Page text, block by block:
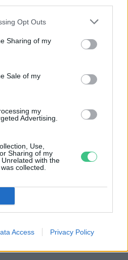
Opt Outs
Sharing of my
Sale of my
my
Advertising.
Use,
Sharing of my
with the
collected.
Access Privacy Policy
állati kalandjai:
majmok, barátságos
füstoszlopai és
boszorkány
hegyen – Juhász Árpád